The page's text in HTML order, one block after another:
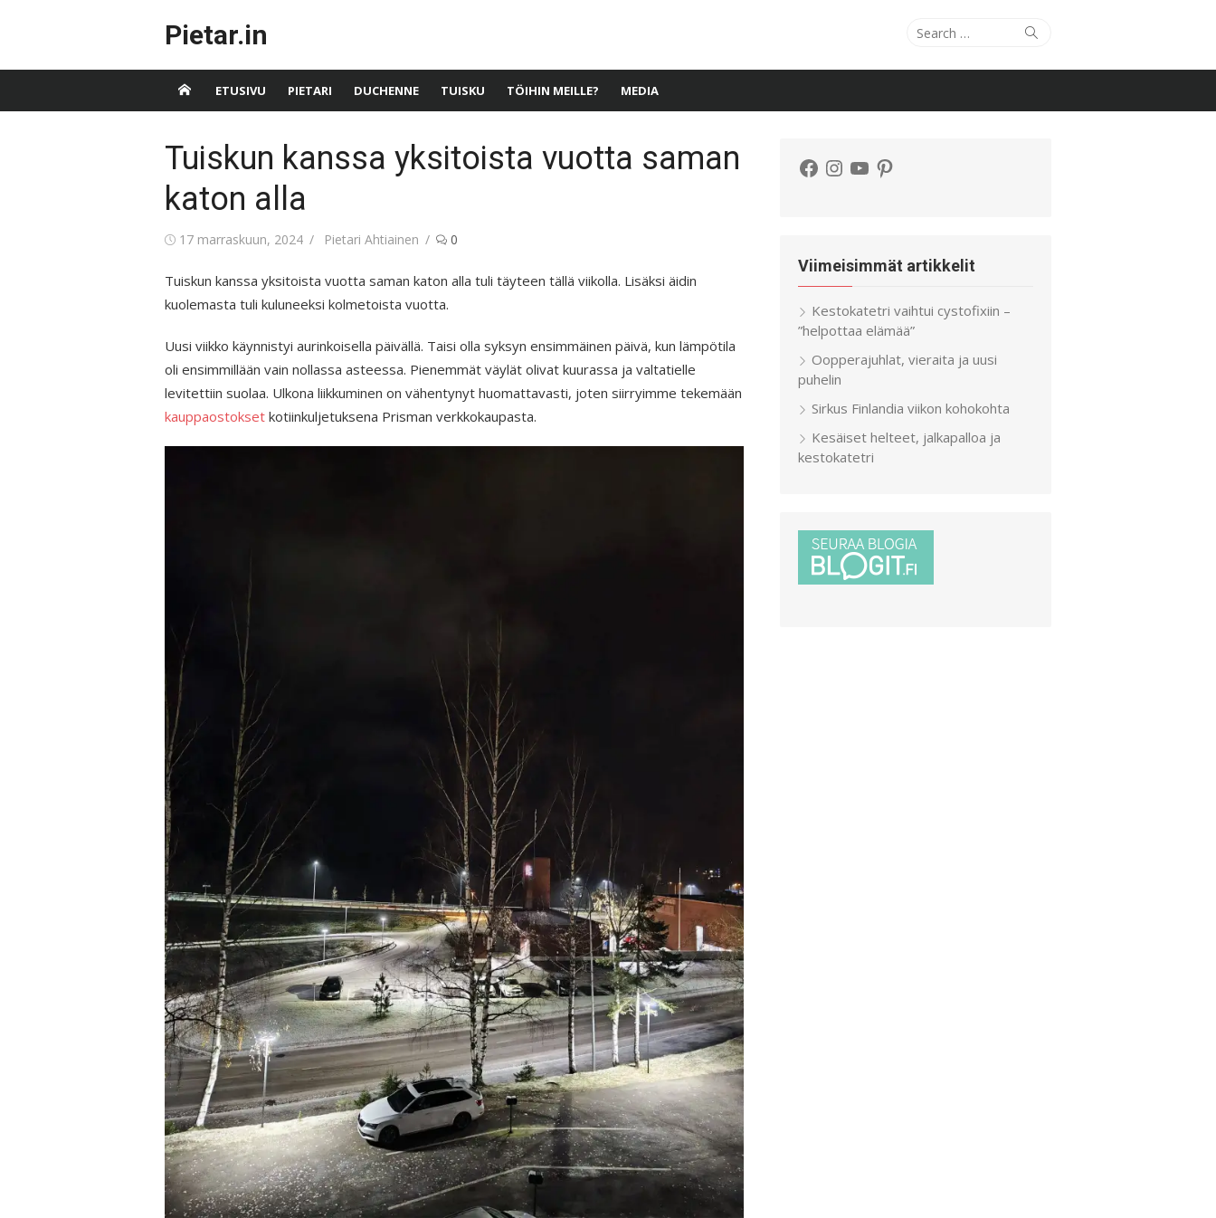
Pietar.in
Search
Search
ETUSIVU PIETARI DUCHENNE TUISKU TÖIHIN MEILLE? MEDIA
Tuiskun kanssa yksitoista vuotta saman
katon alla
Posted
17 marraskuun, 2024 Author
Pietari Ahtiainen 0
Tuiskun kanssa yksitoista vuotta saman katon alla tuli täyteen tällä viikolla. Lisäksi äidin
kuolemasta tuli kuluneeksi kolmetoista vuotta.
Uusi viikko käynnistyi aurinkoisella päivällä. Taisi olla syksyn ensimmäinen päivä, kun lämpötila
oli ensimmillään vain nollassa asteessa. Pienemmät väylät olivat kuurassa ja valtatielle
levitettiin suolaa. Ulkona liikkuminen on vähentynyt huomattavasti, joten siirryimme tekemään
kauppaostokset kotiinkuljetuksena Prisman verkkokaupasta.
Facebook
Instagram
YouTubePinterest
Viimeisimmät artikkelit
Kestokatetri vaihtui cystofixiin –
”helpottaa elämää”
Oopperajuhlat, vieraita ja uusi
puhelin
Sirkus Finlandia viikon kohokohta
Kesäiset helteet, jalkapalloa ja
kestokatetri